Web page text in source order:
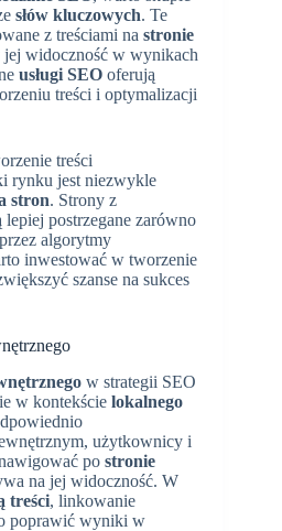
słów kluczowych. Te
z treściami na stronie
jej widoczność w wynikach
usługi SEO oferują
treści i optymalizacji
treści
rynku jest niezwykle
stron. Strony z
postrzegane zarówno
algorytmy
inwestować w tworzenie
szanse na sukces
w strategii SEO
w kontekście lokalnego
użytkownicy i
po stronie
na jej widoczność. W
treści, linkowanie
poprawić wyniki w